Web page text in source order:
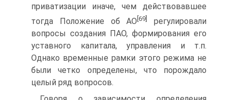
приватизации иначе, чем действовавшее
тогда Положение об АО[69]
регулировали
вопросы создания ПАО, формирования его
уставного капитала, управления и т.п.
Однако временные рамки этого режима не
были четко определены, что порождало
целый ряд вопросов.